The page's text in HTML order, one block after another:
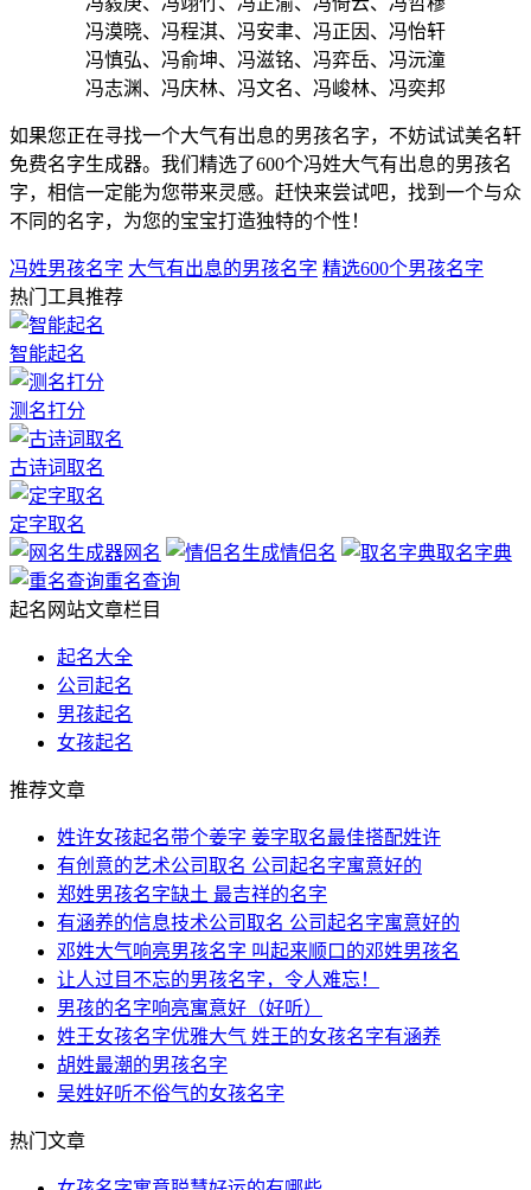
冯漠晓、冯程淇、冯安聿、冯正因、冯怡轩
冯慎弘、冯俞坤、冯滋铭、冯弈岳、冯沅潼
冯志渊、冯庆林、冯文名、冯峻林、冯奕邦
如果您正在寻找一个大气有出息的男孩名字，不妨试试美名轩
免费名字生成器。我们精选了600个冯姓大气有出息的男孩名
字，相信一定能为您带来灵感。赶快来尝试吧，找到一个与众
不同的名字，为您的宝宝打造独特的个性！
冯姓男孩名字 大气有出息的男孩名字 精选600个男孩名字
热门工具推荐
智能起名
测名打分
古诗词取名
定字取名
网名
情侣名
取名字典
重名查询
起名网站文章栏目
起名大全
公司起名
男孩起名
女孩起名
推荐文章
姓许女孩起名带个姜字 姜字取名最佳搭配姓许
有创意的艺术公司取名 公司起名字寓意好的
郑姓男孩名字缺土 最吉祥的名字
有涵养的信息技术公司取名 公司起名字寓意好的
邓姓大气响亮男孩名字 叫起来顺口的邓姓男孩名
让人过目不忘的男孩名字，令人难忘！
男孩的名字响亮寓意好（好听）
姓王女孩名字优雅大气 姓王的女孩名字有涵养
胡姓最潮的男孩名字
吴姓好听不俗气的女孩名字
热门文章